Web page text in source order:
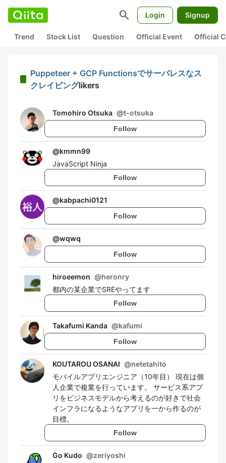
search Login Signup
Trend Stock List Question Official Event Official
Puppeteer + GCP Functionsでサーバレスなス
クレイピングlikers
Tomohiro Otsuka @t-otsuka
Follow
@kmmn99
JavaScript Ninja
Follow
@kabpachi0121
Follow
@wqwq
Follow
hiroeemon @heronry
都内の某企業でSREやってます
Follow
Takafumi Kanda @kafumi
Follow
KOUTAROU OSANAI @netetahito
モバイルアプリエンジニア（10年目） 現在は個
人企業で複業を行っています。 サービス系アプ
リをビジネスモデルから考えるのが好きで社会
インフラになるようなアプリを一から作るのが
目標。
Follow
Go Kudo @zeriyoshi